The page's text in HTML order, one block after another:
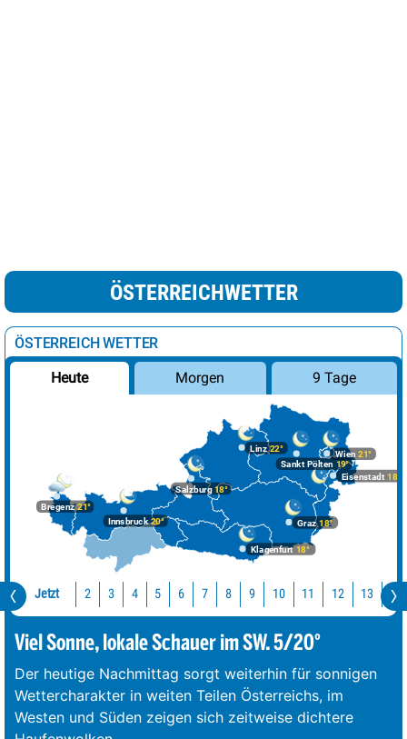
ÖSTERREICHWETTER
ÖSTERREICH WETTER
Heute Morgen 9 Tage
Bregenz21°
Graz18°
Innsbruck20°
Klagenfurt 18°
Linz22°
Salzburg18°
Wien 21°
Eisenstadt 18°
Sankt Pölten 19°
Jetzt 2 3 4 5 6 7 8 9 10 11 12 13 14
Viel Sonne, lokale Schauer im SW. 5/20°
Der heutige Nachmittag sorgt weiterhin für sonnigen
Wettercharakter in weiten Teilen Österreichs, im
Westen und Süden zeigen sich zeitweise dichtere